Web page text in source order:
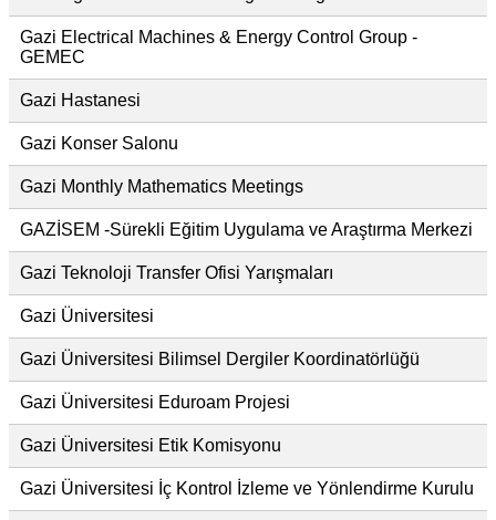
Gazi Electrical Machines & Energy Control Group -
GEMEC
Gazi Hastanesi
Gazi Konser Salonu
Gazi Monthly Mathematics Meetings
GAZİSEM -Sürekli Eğitim Uygulama ve Araştırma Merkezi
Gazi Teknoloji Transfer Ofisi Yarışmaları
Gazi Üniversitesi
Gazi Üniversitesi Bilimsel Dergiler Koordinatörlüğü
Gazi Üniversitesi Eduroam Projesi
Gazi Üniversitesi Etik Komisyonu
Gazi Üniversitesi İç Kontrol İzleme ve Yönlendirme Kurulu